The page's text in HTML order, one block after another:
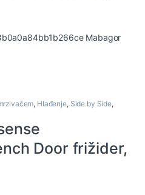
, Hlađenje, Side by Side,
Door frižider,